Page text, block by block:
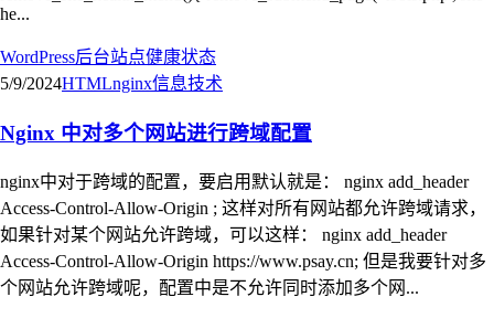
he...
WordPress后台站点健康状态
5/9/2024HTMLnginx信息技术
Nginx 中对多个网站进行跨域配置
nginx中对于跨域的配置，要启用默认就是： nginx add_header
Access-Control-Allow-Origin ; 这样对所有网站都允许跨域请求，
如果针对某个网站允许跨域，可以这样： nginx add_header
Access-Control-Allow-Origin https://www.psay.cn; 但是我要针对多
个网站允许跨域呢，配置中是不允许同时添加多个网...